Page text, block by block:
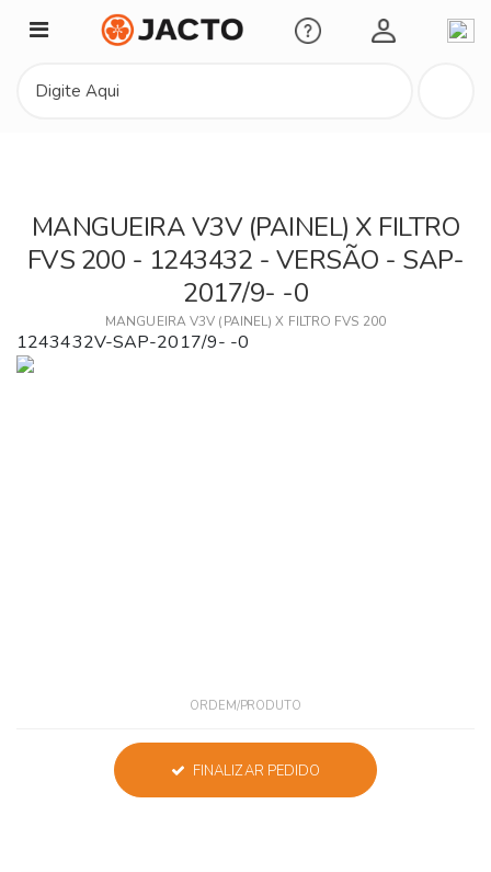
Minha Conta
MANGUEIRA V3V (PAINEL) X FILTRO
FVS 200 - 1243432 - VERSÃO - SAP-
2017/9- -0
MANGUEIRA V3V (PAINEL) X FILTRO FVS 200
1243432V-SAP-2017/9- -0
ORDEM/PRODUTO
FINALIZAR PEDIDO